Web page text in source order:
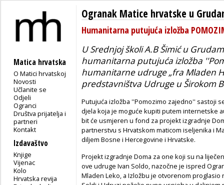
Matica hrvatska
O Matici hrvatskoj
Novosti
Učlanite se
Odjeli
Ogranci
Društva prijatelja i
partneri
Kontakt
Izdavaštvo
Knjige
Vijenac
Kolo
Hrvatska revija
Ogranak Matice hrvatske u
Humanitarna putujuća izložba
U Srednjoj školi A.B Šimić u
humanitarna putujuća izložba
humanitarne udruge „fra Mladen
predstavništva Udruge u Širokom
Putujuća izložba ''Pomozimo zajedno'' sastoji
djela koja je moguće kupiti putem internetske
bit će usmjeren u fond za projekt izgradnje
partnerstvu s Hrvatskom maticom iseljenika i
diljem Bosne i Hercegovine i Hrvatske.
Projekt izgradnje Doma za one koji su na
ove udruge Ivan Soldo, nazočne je ispred
Mladen Leko, a Izložbu je otvorenom